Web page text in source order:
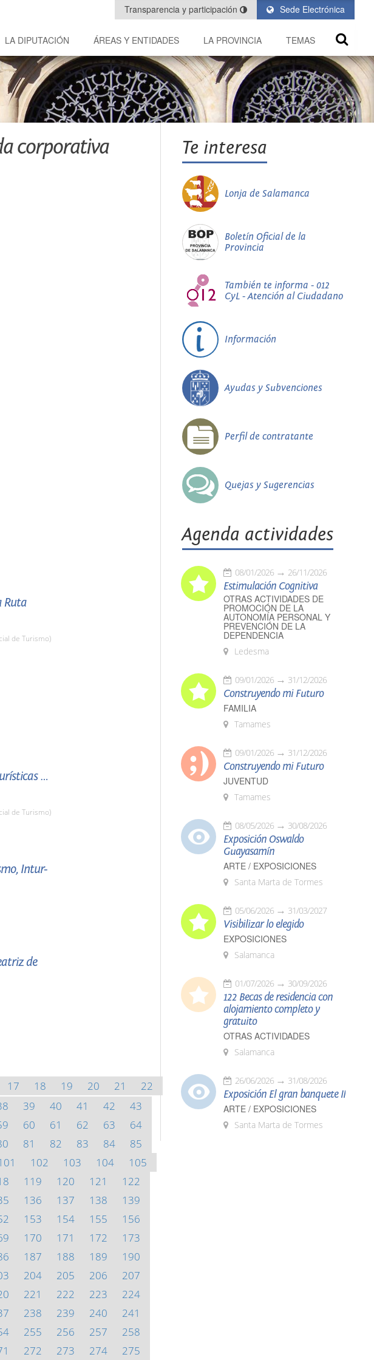
Sede Electrónica
Transparencia y participación
LA DIPUTACIÓN ÁREAS Y ENTIDADES LA PROVINCIA TEMAS
corporativa
Ruta
de Turismo)
de
de Turismo)
Intur-
de
17 18 19 20 21
22
39 40 41 42
43
60 61 62 63
64
81 82 83 84
85
102 103 104
105
119 120 121
122
136 137 138
139
153 154 155
156
170 171 172
173
187 188 189
190
204 205 206
207
221 222 223
224
238 239 240
241
255 256 257
258
272 273 274 275
Te interesa
Lonja de Salamanca
Boletín Oficial de la
Provincia
También te informa - 012
CyL - Atención al Ciudadano
Información
Ayudas y Subvenciones
Perfil de contratante
Quejas y Sugerencias
Agenda actividades
08/01/2026 26/11/2026
Estimulación Cognitiva
OTRAS ACTIVIDADES DE
PROMOCIÓN DE LA
AUTONOMÍA PERSONAL Y
PREVENCIÓN DE LA
DEPENDENCIA
Ledesma
09/01/2026 31/12/2026
Construyendo mi Futuro
FAMILIA
Tamames
09/01/2026 31/12/2026
Construyendo mi Futuro
JUVENTUD
Tamames
08/05/2026 30/08/2026
Exposición Oswaldo
Guayasamín
ARTE / EXPOSICIONES
Santa Marta de Tormes
05/06/2026 31/03/2027
Visibilizar lo elegido
EXPOSICIONES
Salamanca
01/07/2026 30/09/2026
122 Becas de residencia con
alojamiento completo y
gratuito
OTRAS ACTIVIDADES
Salamanca
26/06/2026 31/08/2026
Exposición El gran banquete II
ARTE / EXPOSICIONES
Santa Marta de Tormes